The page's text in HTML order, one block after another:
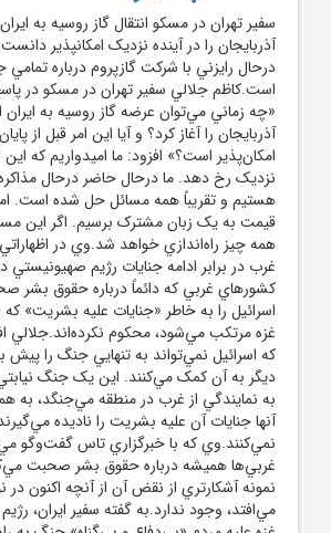
سفير تهران در مسکو انتقال گاز روسيه به
آذربايجان را در آينده نزديک امکانپذير
درحال رايزني با شرکت گازپروم درباره تمامي
است.کاظم جلالي سفير تهران در مسکو در
«چه زماني مي‌توان عرضه گاز روسيه به
امکان‌پذير است؟» افزود: ما اميدواريم که اين
نزديک رخ دهد. ما درحال حاضر درحال مذاکره
هستيم و تقريباً همه مسائل حل شده است. اما
قيمت به يک زبان مشترک برسيم. اگر اين
همه چيز راه‌اندازي خواهد شد.وي در اظهاراتي
غرب در برابر ادامه جنايات رژيم
کشورهاي غربي که دائماً درباره حقوق بشر
اسرائيل را به خاطر «جنايات عليه بشريت» که
غزه مرتکب مي‌شود، محکوم نکرده‌اند.جلالي
که اسرائيل نمي‌تواند به تنهايي جنگ را
ديگر به آن کمک مي‌کنند. اين يک جنگ
به نمايندگي از غرب در منطقه مي‌جنگد، به
آنها جنايات آن عليه بشريت را ناديده
نمي‌کنند.وي که با خبرگزاري تاس گفت‌وگو
غربي‌ها هميشه درباره حقوق بشر صحبت
نمونه آشکارتري از نقض آن از آنچه اکنون در
مي‌افتد، وجود ندارد.به گفته سفير ايران،